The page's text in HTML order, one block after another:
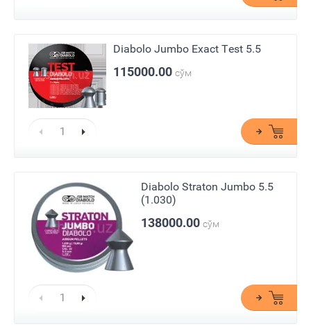
Diabolo Jumbo Exact Test 5.5
115000.00 сўм
Diabolo Straton Jumbo 5.5
(1.030)
138000.00 сўм